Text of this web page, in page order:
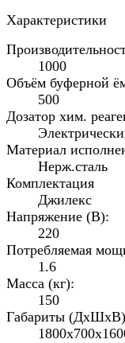
Характеристики
1000
Объём буферной
500
Дозатор хим.
Материал
Нерж.сталь
Комплектация
Джилекс
Напряжение (В):
220
Потребляемая
1.6
Масса (кг):
150
Габариты